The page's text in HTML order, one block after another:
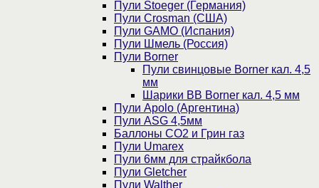
Пули Stoeger (Германия)
Пули Crosman (США)
Пули GAMO (Испания)
Пули Шмель (Россия)
Пули Borner
Пули свинцовые Borner кал. 4,5
мм
Шарики BB Borner кал. 4,5 мм
Пули Apolo (Аргентина)
Пули ASG 4,5мм
Баллоны CO2 и Грин газ
Пули Umarex
Пули 6мм для страйкбола
Пули Gletcher
Пули Walther